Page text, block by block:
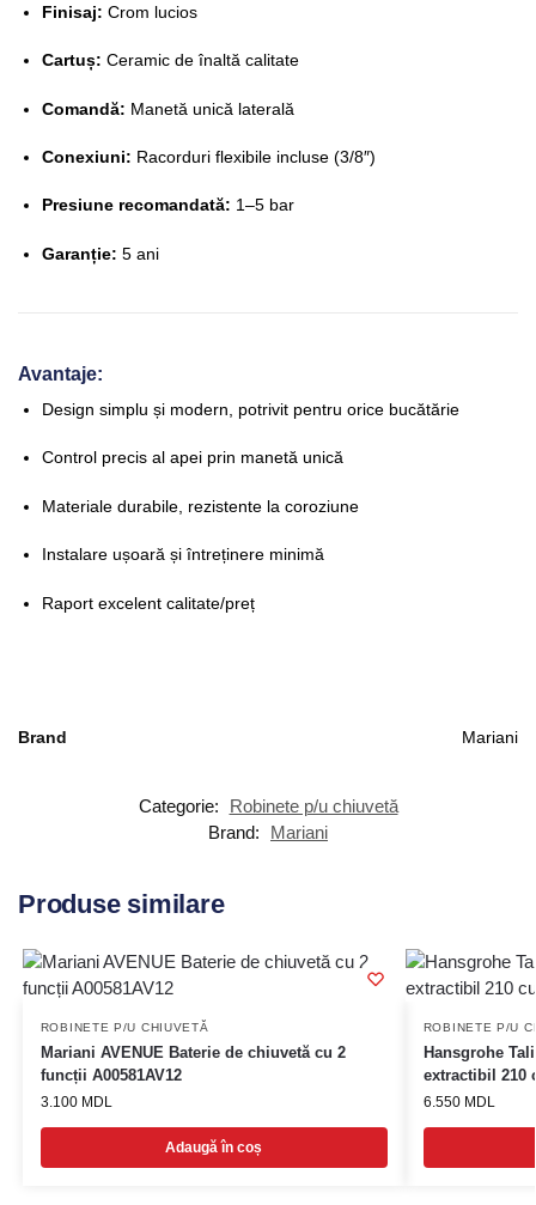
Finisaj: Crom lucios
Cartuș: Ceramic de înaltă calitate
Comandă: Manetă unică laterală
Conexiuni: Racorduri flexibile incluse (3/8″)
Presiune recomandată: 1–5 bar
Garanție: 5 ani
Avantaje:
Design simplu și modern, potrivit pentru orice bucătărie
Control precis al apei prin manetă unică
Materiale durabile, rezistente la coroziune
Instalare ușoară și întreținere minimă
Raport excelent calitate/preț
Brand Mariani
Categorie:
Robinete p/u chiuvetă
Brand:
Mariani
Produse similare
ROBINETE P/U CHIUVETĂ
Mariani AVENUE Baterie de chiuvetă cu 2
funcții A00581AV12
3.100 MDL
Adaugă în coș
ROBINETE P/U
Hansgrohe
extractibil 210
6.550 MDL